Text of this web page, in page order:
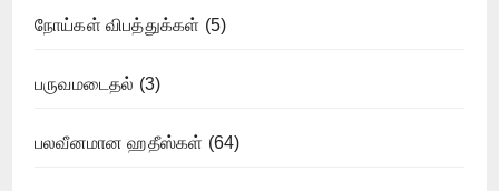
நோய்கள் விபத்துக்கள் (5)
பருவமடைதல் (3)
பலவீனமான ஹதீஸ்கள் (64)